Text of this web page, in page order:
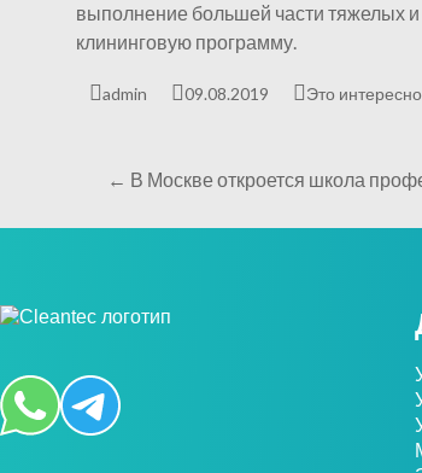
выполнение большей части тяжелых и
клининговую программу.
admin 09.08.2019 Это
← В Москве откроется школа